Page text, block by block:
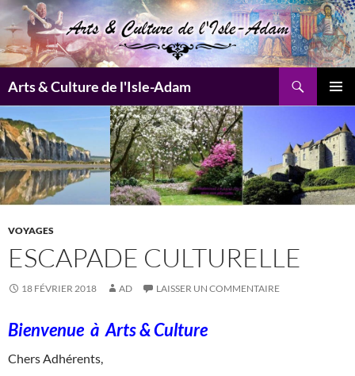
Aller
au
contenu
Arts & Culture de l'Isle-Adam
VOYAGES
ESCAPADE CULTURELLE
18 FÉVRIER 2018 AD LAISSER UN COMMENTAIRE
Bienvenue àArts & Culture
Chers Adhérents,